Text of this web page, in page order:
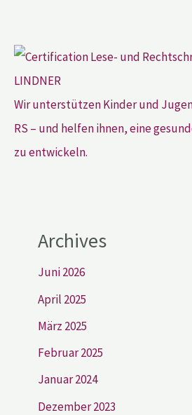
Wir unterstützen Kinder und
RS – und helfen ihnen, eine
zu entwickeln.
Archives
Juni 2026
April 2025
März 2025
Februar 2025
Januar 2024
Dezember 2023